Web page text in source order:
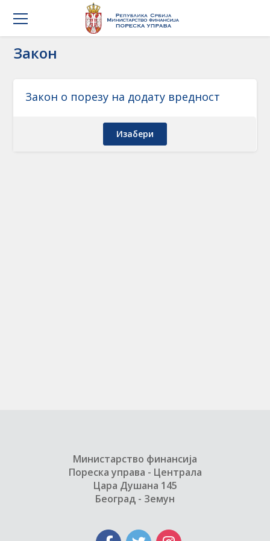
Закон
Закон о порезу на додату вредност
Изабери
Министарство финансија
Пореска управа - Централа
Цара Душана 145
Београд - Земун